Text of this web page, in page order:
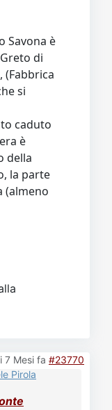
Savona è
di
(Fabbrica
si
caduto
è
della
la parte
(almeno
7 Mesi fa #23770
Pirola